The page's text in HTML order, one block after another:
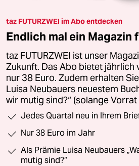
taz FUTURZWEI im Abo entdecken
Endlich mal ein Magazin
taz FUTURZWEI ist unser
Zukunft. Das Abo bietet jährlich
nur 38 Euro. Zudem erhalten
Luisa Neubauers neuestem
wir mutig sind?“ (solange Vorrat
Jedes Quartal neu in Ihrem
Nur 38 Euro im Jahr
Als Prämie Luisa Neubauers
mutig sind?“